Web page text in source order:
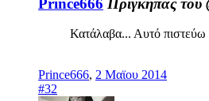
Κατάλαβα... Αυτό πιστεύω
Prince666, 2 Μαϊου 2014
#32